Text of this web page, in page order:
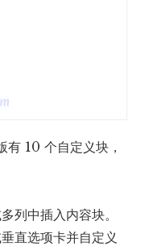
有 10 个自定义块，
列中插入内容块。
直选项卡并自定义